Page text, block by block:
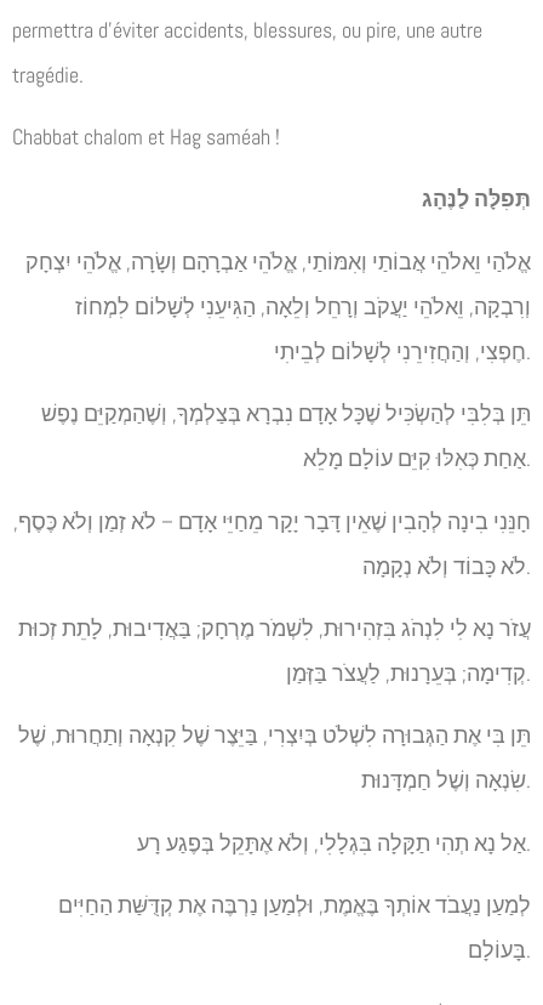
permettra d’éviter accidents, blessures, ou pire, une autre
tragédie.
Chabbat chalom et Hag saméah !
תְּפִלָּה לַנֶּהָג
אֱלֹהַי וֵאלֹהֵי אֲבוֹתַי וְאִמּוֹתַי, אֱלֹהֵי אַבְרָהָם וְשָׂרָה, אֱלֹהֵי יִצְחָק
וְרִבְקָה, וֵאלֹהֵי יַעֲקֹב וְרָחֵל וְלֵאָה, הַגִּיעֵנִי לְשָׁלוֹם לִמְחוֹז
חֶפְצִי, וְהַחֲזִירֵנִי לְשָׁלוֹם לְבֵיתִי.
תֵּן בְּלִבִּי לְהַשְׂכִּיל שֶׁכָּל אָדָם נִבְרָא בְּצַלְמְךָ, וְשֶׁהַמְקַיֵּם נֶפֶשׁ
אַחַת כְּאִלּוּ קִיֵּם עוֹלָם מָלֵא.
חָנֵּנִי בִינָה לְהָבִין שֶׁאֵין דָּבָר יָקָר מֵחַיֵּי אָדָם – לֹא זְמַן וְלֹא כֶּסֶף,
לֹא כָּבוֹד וְלֹא נְקָמָה.
עֲזֹר נָא לִי לִנְהֹג בִּזְהִירוּת, לִשְׁמֹר מֶרְחָק; בַּאֲדִיבוּת, לָתֵת זְכוּת
קְדִימָה; בְּעֵרָנוּת, לַעֲצֹר בַּזְּמַן.
תֵּן בִּי אֶת הַגְּבוּרָה לִשְׁלֹט בְּיִצְרִי, בַּיֵּצֶר שֶׁל קִנְאָה וְתַחֲרוּת, שֶׁל
שִׂנְאָה וְשֶׁל חַמְדָּנוּת.
אַל נָא תְהִי תַקָּלָה בִּגְלָלִי, וְלֹא אֶתָּקֵל בְּפֶגַע רָע.
לְמַעַן נַעֲבֹד אוֹתְךָ בֶּאֱמֶת, וּלְמַעַן נַרְבֶּה אֶת קְדֻּשַּׁת הַחַיִּים
בָּעוֹלָם.